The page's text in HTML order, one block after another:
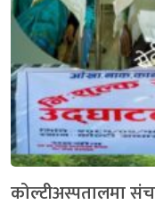
कोल्टीअस्पतालमा